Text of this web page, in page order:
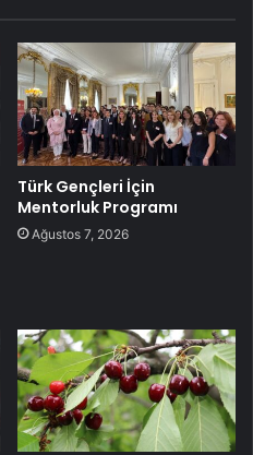
Türk Gençleri İçin
Mentorluk Programı
Ağustos 7, 2026